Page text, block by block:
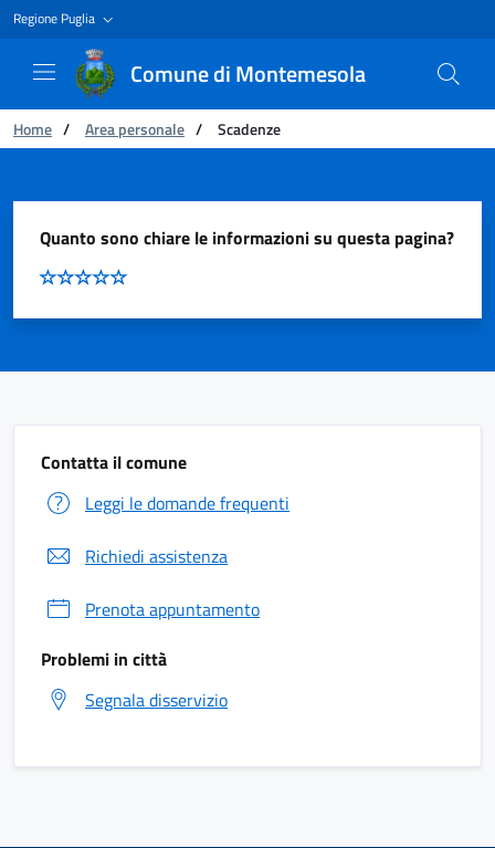
Regione Puglia
Comune di Montemesola
Ti trovi in:
Home / Area personale / Scadenze
Scadenze
Quanto sono chiare le informazioni su questa pagina?
Contatta il comune
Leggi le domande frequenti
Richiedi assistenza
Prenota appuntamento
Problemi in città
Segnala disservizio